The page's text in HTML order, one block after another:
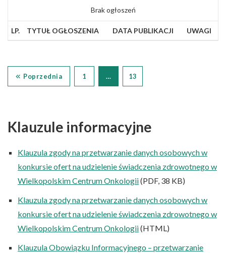
LP. TYTUŁ OGŁOSZENIA DATA PUBLIKACJI UWAGI
Brak ogłoszeń
Poprzednia 1 … 13
Klauzule informacyjne
Klauzula zgody na przetwarzanie danych osobowych w
konkursie ofert na udzielenie świadczenia zdrowotnego w
Wielkopolskim Centrum Onkologii(PDF, 38 KB)
Klauzula zgody na przetwarzanie danych osobowych w
konkursie ofert na udzielenie świadczenia zdrowotnego w
Wielkopolskim Centrum Onkologii(HTML)
Klauzula Obowiązku Informacyjnego – przetwarzanie